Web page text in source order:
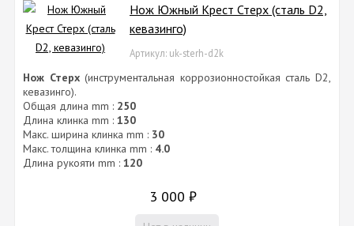
Нож Южный Крест Стерх (сталь D2,
кевазинго)
Артикул: uk-sterh-d2k
Нож Стерх(инструментальная коррозионностойкая сталь D2,
кевазинго).
Общая длина mm : 250
Длина клинка mm : 130
Макс. ширина клинка mm : 30
Макс. толщина клинка mm : 4.0
Длина рукояти mm : 120
3 000 ₽